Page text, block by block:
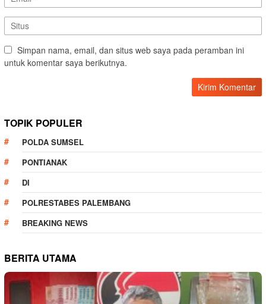
Simpan nama, email, dan situs web saya pada peramban ini
untuk komentar saya berikutnya.
TOPIK POPULER
POLDA SUMSEL
PONTIANAK
DI
POLRESTABES PALEMBANG
BREAKING NEWS
BERITA UTAMA